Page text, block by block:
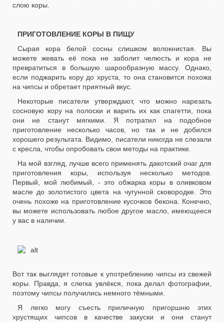
слою коры.
ПРИГОТОВЛЕНИЕ КОРЫ В ПИЩУ
Сырая кора белой сосны слишком волокнистая. Вы
можете жевать её пока не заболит челюсть и кора не
превратиться в большую шарообразную массу. Однако,
если поджарить кору до хруста, то она становится похожа
на чипсы и обретает приятный вкус.
Некоторые писатели утверждают, что можно нарезать
сосновую кору на полоски и варить их как спагетти, пока
они не станут мягкими. Я потратил на подобное
приготовление несколько часов, но так и не добился
хорошего результата. Видимо, писатели никогда не слезали
с кресла, чтобы опробовать свои методы на практике.
На мой взгляд, лучше всего применять дакотский очаг для
приготовления коры, используя несколько методов.
Первый, мой любимый, - это обжарка коры в оливковом
масле до золотистого цвета на чугунной сковородке. Это
очень похоже на приготовление кусочков бекона. Конечно,
вы можете использовать любое другое масло, имеющееся
у вас в наличии.
Вот так выглядят готовые к употреблению чипсы из свежей
коры. Правда, я слегка увлёкся, пока делал фотографии,
поэтому чипсы получились немного тёмными.
Я легко могу съесть приличную пригоршню этих
хрустящих чипсов в качестве закуски и они станут